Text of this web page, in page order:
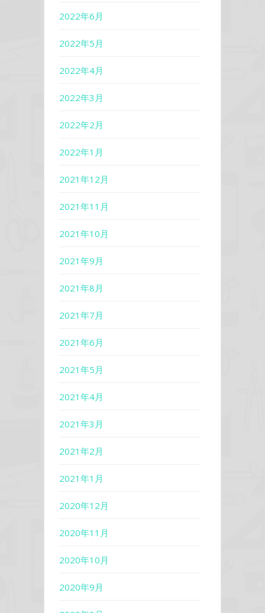
2022年6月
2022年5月
2022年4月
2022年3月
2022年2月
2022年1月
2021年12月
2021年11月
2021年10月
2021年9月
2021年8月
2021年7月
2021年6月
2021年5月
2021年4月
2021年3月
2021年2月
2021年1月
2020年12月
2020年11月
2020年10月
2020年9月